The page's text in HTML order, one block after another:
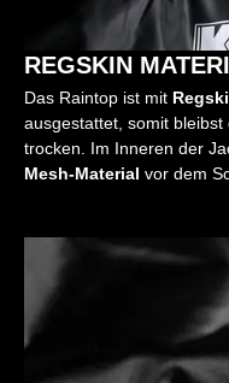
REGSKIN
Das Raintop ist mit
ausgestattet, somit
trocken. Im Inneren der
Mesh-Material vor dem